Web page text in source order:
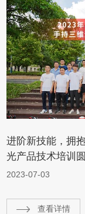
进阶新技能，拥
光产品技术培训
2023-07-03
查看详情